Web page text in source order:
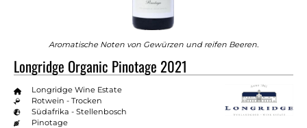
Aromatische Noten von Gewürzen und reifen Beeren.
Longridge Organic Pinotage 2021
Longridge Wine Estate
Rotwein - Trocken
Südafrika - Stellenbosch
Pinotage